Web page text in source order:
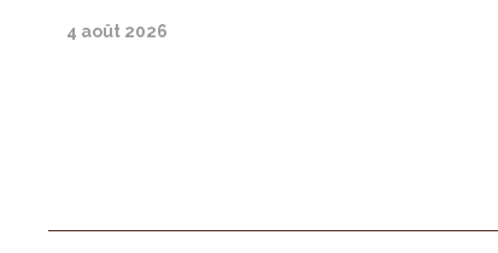
4 août 2026